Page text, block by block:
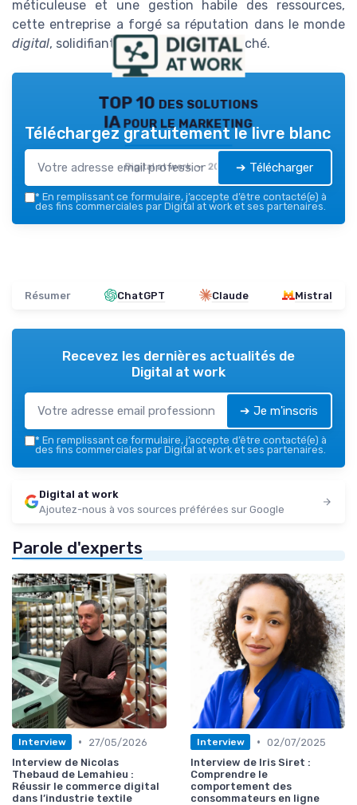
méticuleuse et une gestion habile des ressources,
cette entreprise a forgé sa réputation dans le monde
digital, solidifiant sa position sur le marché.
TOP 10 des solutions
IA pour le marketing
Digital at work — 2026
Téléchargez gratuitement le livre blanc
➔ Télécharger
* En remplissant ce formulaire, j’accepte d’être contacté(e) à
des fins commerciales par Digital at work et ses partenaires.
Résumer ChatGPT Claude Mistral
Recevez les dernières actualités de
Digital at work
➔ Je m'inscris
* En remplissant ce formulaire, j’accepte d’être contacté(e) à
des fins commerciales par Digital at work et ses partenaires.
Digital at work
Ajoutez-nous à vos sources préférées sur Google
Parole d'experts
Interview •
27/05/2026
Interview de Nicolas
Thebaud de Lemahieu :
Réussir le commerce digital
dans l’industrie textile
Interview • 02/07/2025
Interview de Iris Siret :
Comprendre le
comportement des
consommateurs en ligne